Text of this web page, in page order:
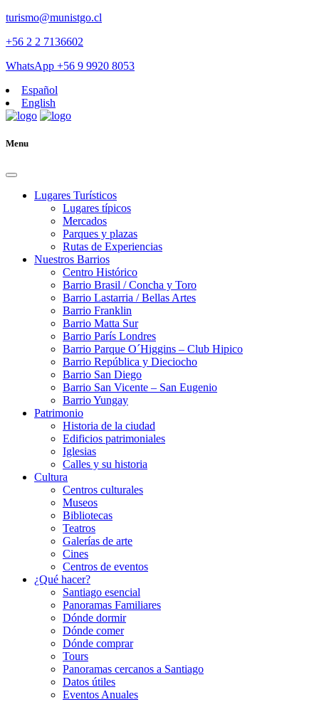
turismo@munistgo.cl
+56 2 2 7136602
WhatsApp +56 9 9920 8053
Español
English
Menu
Lugares Turísticos
Lugares tí­picos
Mercados
Parques y plazas
Rutas de Experiencias
Nuestros Barrios
Centro Histórico
Barrio Brasil / Concha y Toro
Barrio Lastarria / Bellas Artes
Barrio Franklin
Barrio Matta Sur
Barrio Parí­s Londres
Barrio Parque O´Higgins – Club Hipico
Barrio República y Dieciocho
Barrio San Diego
Barrio San Vicente – San Eugenio
Barrio Yungay
Patrimonio
Historia de la ciudad
Edificios patrimoniales
Iglesias
Calles y su historia
Cultura
Centros culturales
Museos
Bibliotecas
Teatros
Galerí­as de arte
Cines
Centros de eventos
¿Qué hacer?
Santiago esencial
Panoramas Familiares
Dónde dormir
Dónde comer
Dónde comprar
Tours
Panoramas cercanos a Santiago
Datos útiles
Eventos Anuales